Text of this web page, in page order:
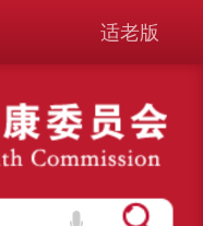
适老版